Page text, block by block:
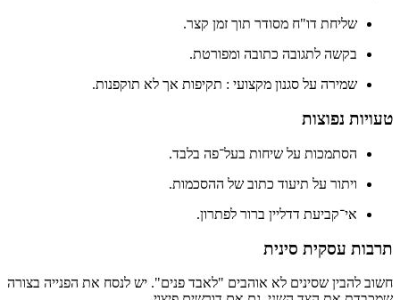
שליחת דו"ח מסודר תוך זמן קצר.
בקשה לתגובה כתובה ומפורטת.
שמירה על סגנון מקצועי : תקיפות אך לא תוקפנות.
טעויות נפוצות
הסתמכות על שיחות בעל־פה בלבד.
ויתור על תיעוד כתוב של ההסכמות.
אי־קביעת דדליין ברור לפתרון.
תרבות עסקית סינית
חשוב להבין שסינים לא אוהבים "לאבד פנים". יש לנסח את הפנייה בצורה